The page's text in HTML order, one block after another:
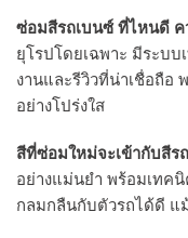
ซ่อมสีรถเบนซ์ ที่ไหนดี ค
ยุโรปโดยเฉพาะ มีระบ
งานและรีวิวที่น่าเชื่อถือ
อย่างโปร่งใส
สีที่ซ่อมใหม่จะเข้ากับสีร
อย่างแม่นยำ พร้อมเทค
กลมกลืนกับตัวรถได้ดี แ